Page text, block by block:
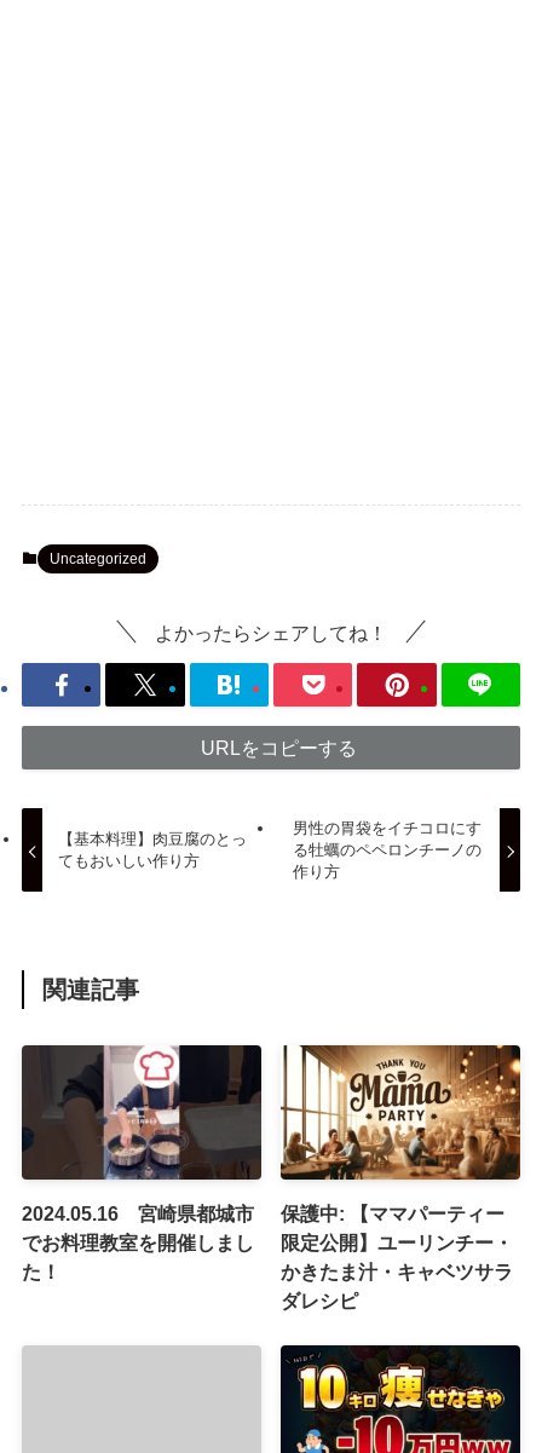
Uncategorized
よかったらシェアしてね！
URLをコピーする
【基本料理】肉豆腐のとっ
てもおいしい作り方
男性の胃袋をイチコロにす
る牡蠣のペペロンチーノの
作り方
関連記事
2024.05.16 宮崎県都城市
でお料理教室を開催しまし
た！
保護中: 【ママパーティー
限定公開】ユーリンチー・
かきたま汁・キャベツサラ
ダレシピ